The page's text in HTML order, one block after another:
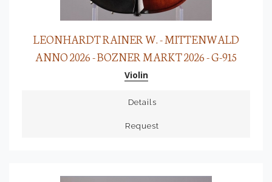
LEONHARDT RAINER W. - MITTENWALD
ANNO 2026 - BOZNER MARKT 2026 - G-915
Violin
Details
Request